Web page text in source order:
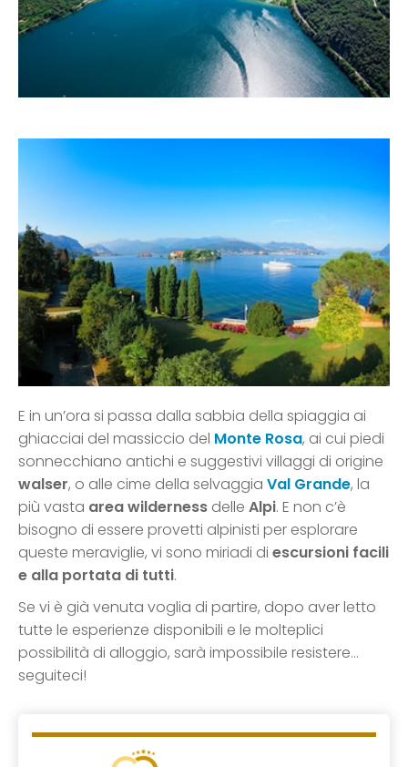
E in un’ora si passa dalla sabbia della spiaggia ai
ghiacciai del massiccio del Monte Rosa, ai cui piedi
sonnecchiano antichi e suggestivi villaggi di origine
walser, o alle cime della selvaggia Val Grande, la
più vasta area wilderness delle Alpi. E non c’è
bisogno di essere provetti alpinisti per esplorare
queste meraviglie, vi sono miriadi di escursioni facili
e alla portata di tutti.
Se vi è già venuta voglia di partire, dopo aver letto
tutte le esperienze disponibili e le molteplici
possibilità di alloggio, sarà impossibile resistere…
seguiteci!